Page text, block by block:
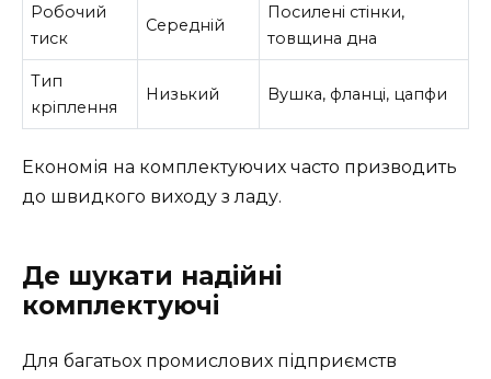
Робочий
тиск
Середній
Посилені стінки,
товщина дна
Тип
кріплення
Низький Вушка, фланці, цапфи
Економія на комплектуючих часто призводить
до швидкого виходу з ладу.
Де шукати надійні
комплектуючі
Для багатьох промислових підприємств